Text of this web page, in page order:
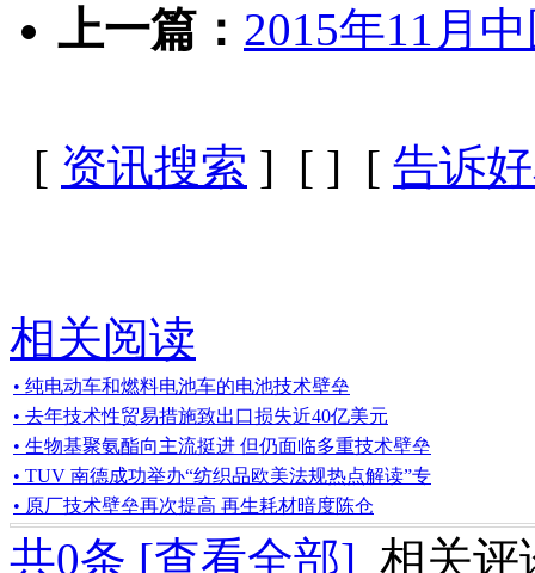
上一篇： 2015年11月
[ 资讯搜索 ] [ ] [ 告诉
相关阅读
• 纯电动车和燃料电池车的电池技术壁垒
• 去年技术性贸易措施致出口损失近40亿美元
• 生物基聚氨酯向主流挺进 但仍面临多重技术壁垒
• TUV 南德成功举办“纺织品欧美法规热点解读”专
• 原厂技术壁垒再次提高 再生耗材暗度陈仓
共0条 [查看全部] 相关评